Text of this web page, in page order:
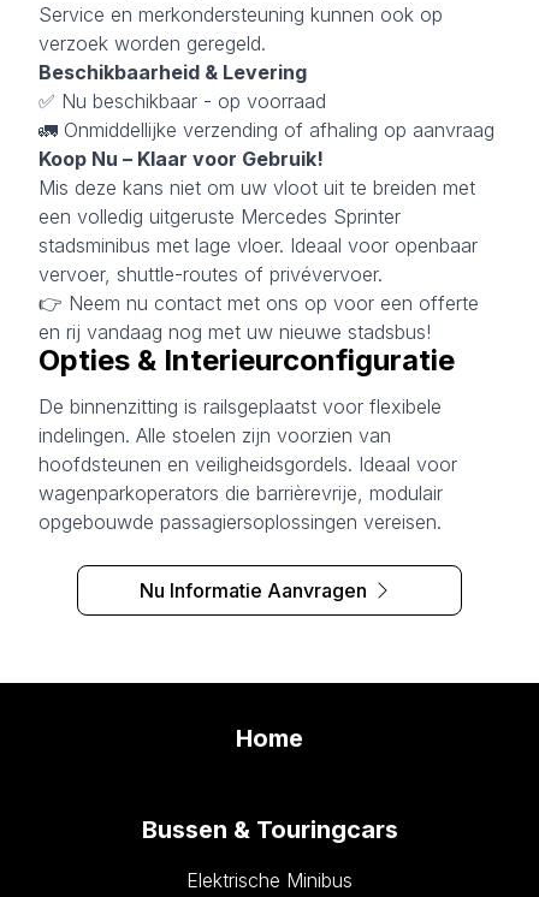
Service en merkondersteuning kunnen ook op
verzoek worden geregeld.
Beschikbaarheid & Levering
✅ Nu beschikbaar - op voorraad
🚛 Onmiddellijke verzending of afhaling op aanvraag
Koop Nu – Klaar voor Gebruik!
Mis deze kans niet om uw vloot uit te breiden met
een volledig uitgeruste Mercedes Sprinter
stadsminibus met lage vloer. Ideaal voor openbaar
vervoer, shuttle-routes of privévervoer.
👉 Neem nu contact met ons op voor een offerte
en rij vandaag nog met uw nieuwe stadsbus!
Opties & Interieurconfiguratie
De binnenzitting is railsgeplaatst voor flexibele
indelingen. Alle stoelen zijn voorzien van
hoofdsteunen en veiligheidsgordels. Ideaal voor
wagenparkoperators die barrièrevrije, modulair
opgebouwde passagiersoplossingen vereisen.
Nu Informatie Aanvragen
Home
Bussen & Touringcars
Elektrische Minibus